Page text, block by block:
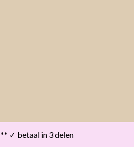
✓ betaal in 3 delen